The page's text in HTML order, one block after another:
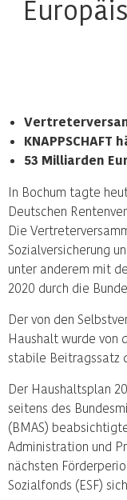
53 Milliarden
In Bochum tagte
Deutschen
Die
Sozialversicherung
unter anderem mit
2020 durch die
Der von den
Haushalt wurde von
stabile Beitragssatz
Der Haushaltsplan
seitens des
(BMAS)
Administration und
nächsten
Sozialfonds (ESF)